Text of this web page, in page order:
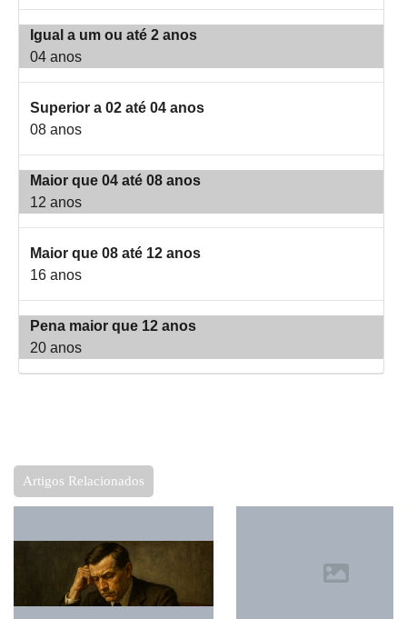
Igual a um ou até 2 anos
04 anos
Superior a 02 até 04 anos
08 anos
Maior que 04 até 08 anos
12 anos
Maior que 08 até 12 anos
16 anos
Pena maior que 12 anos
20 anos
Artigos Relacionados